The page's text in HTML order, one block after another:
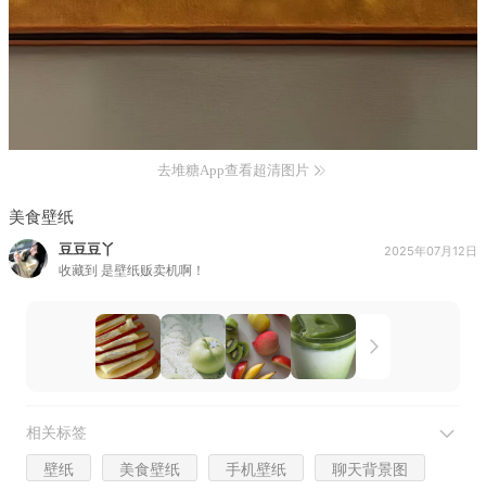
去堆糖App查看超清图片
美食壁纸
豆豆豆丫
收藏到 是壁纸贩卖机啊！
2025年07月12日
相关标签
壁纸 美食壁纸 手机壁纸 聊天背景图